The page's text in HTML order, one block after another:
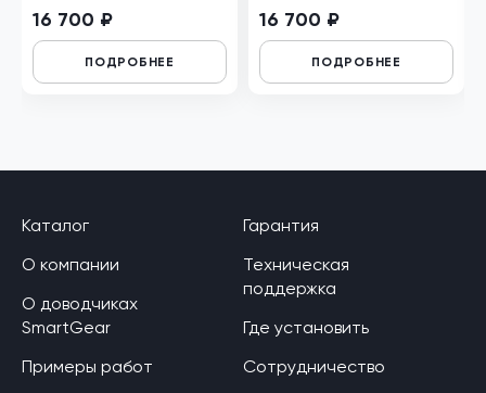
16 700 ₽
ПОДРОБНЕЕ
16 700 ₽
ПОДРОБНЕЕ
Каталог
О компании
О доводчиках
SmartGear
Примеры работ
Гарантия
Техническая
поддержка
Где установить
Сотрудничество